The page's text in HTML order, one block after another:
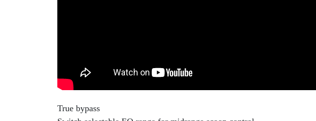
True bypass